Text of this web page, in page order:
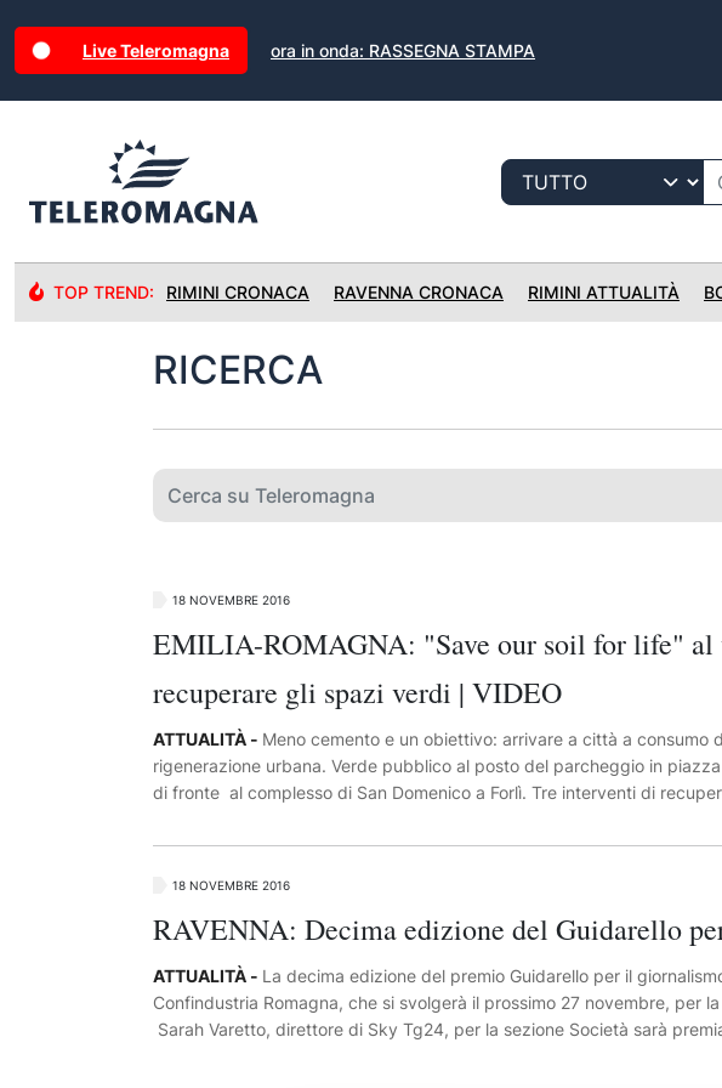
Live Teleromagna ora in onda: RASSEGNA STAMPA
TOP TREND: RIMINI CRONACA RAVENNA CRONACA RIMINI ATTUALITÀ
RICERCA
18 NOVEMBRE 2016
EMILIA-ROMAGNA: "Save our soil for life" al
recuperare gli spazi verdi | VIDEO
ATTUALITÀ - Meno cemento e un obiettivo: arrivare a città a consumo
rigenerazione urbana. Verde pubblico al posto del parcheggio in
di fronte al complesso di San Domenico a Forlì. Tre interventi di
Savena (Bo). Lo prevede il Sos4Life (Save Our Soil for Life), il
18 NOVEMBRE 2016
RAVENNA: Decima edizione del Guidarello
ATTUALITÀ - La decima edizione del premio Guidarello per il
Confindustria Romagna, che si svolgerà il prossimo 27 novembre, per
Sarah Varetto, direttore di Sky Tg24, per la sezione Società sarà